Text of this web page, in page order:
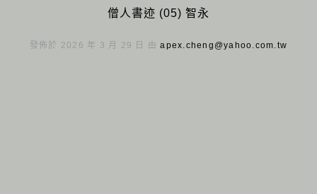
僧人書迹 (05) 智永
發佈於 2026 年 3 月 29 日 由apex.cheng@yahoo.com.tw